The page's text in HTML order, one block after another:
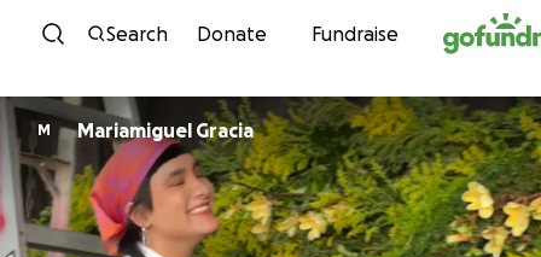
Skip to content
Search Donate Fundraise
M Mariamiguel Gracia